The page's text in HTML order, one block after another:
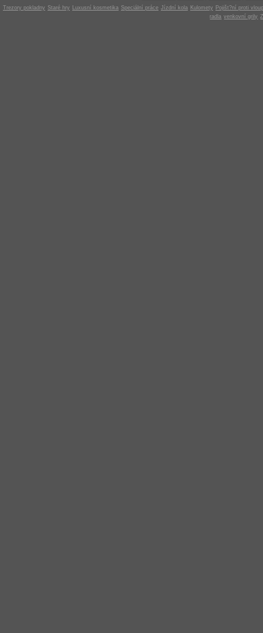
Trezory pokladny Staré hry Luxusní kosmetika Speciální práce Jízdní kola Kulomety
Pojišt?ní proti
radla venkovní grily